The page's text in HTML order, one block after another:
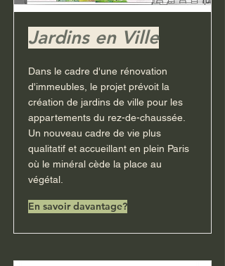
Jardins en Ville
Dans le cadre d'une rénovation
d'immeubles, le projet prévoit la
création de jardins de ville pour les
appartements du rez-de-chaussée.
Un nouveau cadre de vie plus
qualitatif et accueillant en plein Paris
où le minéral cède la place au
végétal.
En savoir davantage?